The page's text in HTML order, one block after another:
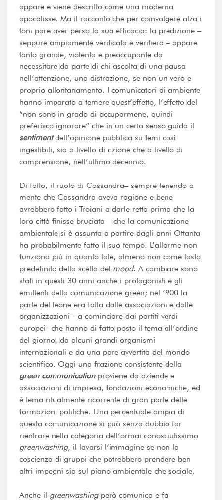
appare e viene descritto come una moderna
apocalisse. Ma il racconto che per coinvolgere alza i
toni pare aver perso la sua efficacia: la predizione –
seppure ampiamente verificata e veritiera – appare
tanto grande, violenta e preoccupante da
necessitare da parte di chi ascolta di una pausa
nell’attenzione, una distrazione, se non un vero e
proprio allontanamento. I comunicatori di ambiente
hanno imparato a temere quest’effetto, l’effetto del
“non sono in grado di occuparmene, quindi
preferisco ignorare” che in un certo senso guida il
sentimentdell’opinione pubblica su temi così
ingestibili, sia a livello di azione che a livello di
comprensione, nell’ultimo decennio.
Di fatto, il ruolo di Cassandra– sempre tenendo a
mente che Cassandra aveva ragione e bene
avrebbero fatto i Troiani a darle retta prima che la
loro città finisse bruciata – che la comunicazione
ambientale si è assunta a partire dagli anni Ottanta
ha probabilmente fatto il suo tempo. L’allarme non
funziona più in quanto tale, almeno non come tasto
predefinito della scelta del mood. A cambiare sono
stati in questi 30 anni anche i protagonisti e gli
emittenti della comunicazione green; nel ‘900 la
parte del leone era fatta dalle associazioni e dalle
organizzazioni - a cominciare dai partiti verdi
europei- che hanno di fatto posto il tema all’ordine
del giorno, da alcuni grandi organismi
internazionali e da una pare avvertita del mondo
scientifico. Oggi una frazione consistente della
green communicationproviene da aziende e
associazioni di impresa, fondazioni economiche, ed
è tema ritualmente ricorrente di gran parte delle
formazioni politiche. Una percentuale ampia di
questa comunicazione si può senza dubbio far
rientrare nella categoria dell’ormai conosciutissimo
greenwashing, il lavarsi l’immagine se non la
coscienza di gruppi che potrebbero prendere ben
altri impegni sia sul piano ambientale che sociale.
Anche il greenwashingperò comunica e fa